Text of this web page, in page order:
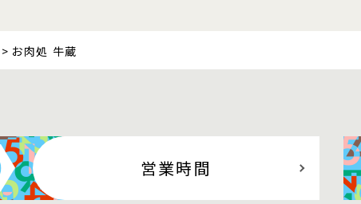
お肉処 牛蔵
営業時間